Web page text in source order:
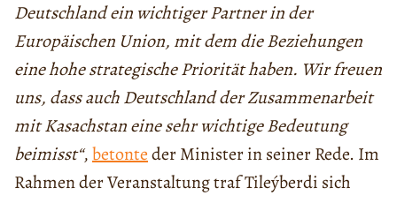
Deutschland ein wichtiger Partner in der
Europäischen Union, mit dem die Beziehungen
eine hohe strategische Priorität haben. Wir freuen
uns, dass auch Deutschland der Zusammenarbeit
mit Kasachstan eine sehr wichtige Bedeutung
beimisst“,betonteder Minister in seiner Rede. Im
Rahmen der Veranstaltung traf Tileýberdi sich